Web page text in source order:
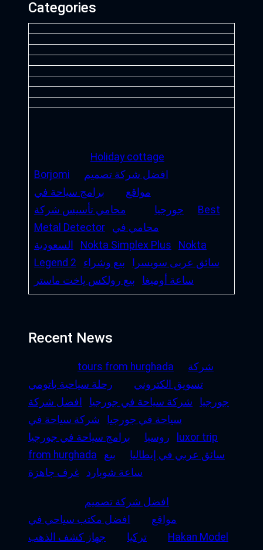
Categories
Holiday cottage
Borjomi
افضل شركة تصميم
مواقع
برامج سياحة في
جورجيا
محامي تأسيس شركة
Best
Metal Detector
محامي في
السعودية
Nokta Simplex Plus
Nokta
Legend 2
سائق عربى سويسرا
بيع وشراء
ساعة أوميغا
بيع رولكس ياخت ماستر
Recent News
tours from hurghada
شركة
تسويق الكتروني
رحلة سياحية باتومي
جورجيا
شركة سياحة في جورجيا
افضل شركة
سياحة في جورجيا
شركة سياحة في
روسيا
برامج سياحة في جورجيا
luxor trip
from hurghada
سائق عربي في إيطاليا
بيع
ساعة شوبارد
غرف جاهزة
افضل شركة تصميم
مواقع
افضل مكتب سياحي في
تركيا
جهاز كشف الذهب
Hakan Model